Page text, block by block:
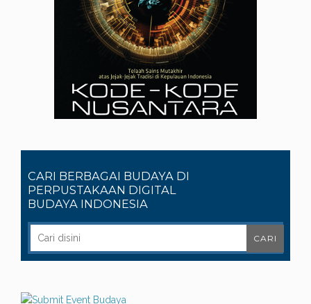
CARI BERBAGAI BUDAYA DI
PERPUSTAKAAN DIGITAL
BUDAYA INDONESIA